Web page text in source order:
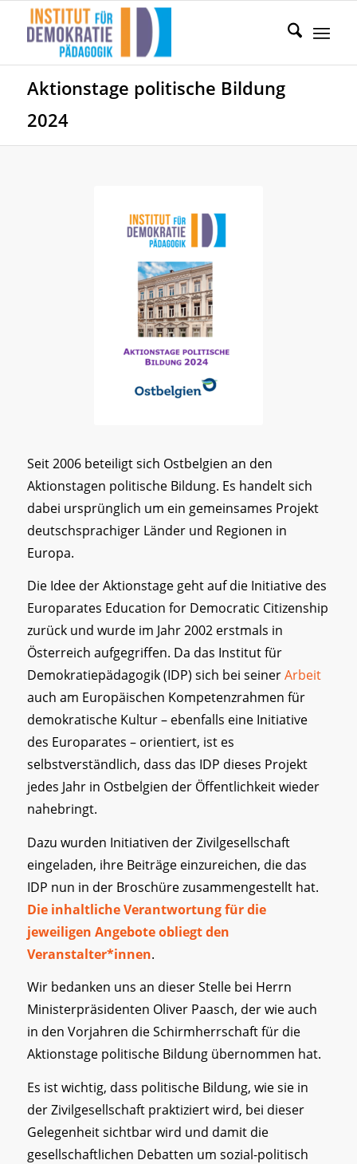
Aktionstage politische Bildung
2024
Seit 2006 beteiligt sich Ostbelgien an den
Aktionstagen politische Bildung. Es handelt sich
dabei ursprünglich um ein gemeinsames Projekt
deutschsprachiger Länder und Regionen in
Europa.
Die Idee der Aktionstage geht auf die Initiative des
Europarates Education for Democratic Citizenship
zurück und wurde im Jahr 2002 erstmals in
Österreich aufgegriffen. Da das Institut für
Demokratiepädagogik (IDP) sich bei seinerArbeit
auch am Europäischen Kompetenzrahmen für
demokratische Kultur – ebenfalls eine Initiative
des Europarates – orientiert, ist es
selbstverständlich, dass das IDP dieses Projekt
jedes Jahr in Ostbelgien der Öffentlichkeit wieder
nahebringt.
Dazu wurden Initiativen der Zivilgesellschaft
eingeladen, ihre Beiträge einzureichen, die das
IDP nun in der Broschüre zusammengestellt hat.
Die inhaltliche Verantwortung für die
jeweiligen Angebote obliegt den
Veranstalter*innen.
Wir bedanken uns an dieser Stelle bei Herrn
Ministerpräsidenten Oliver Paasch, der wie auch
in den Vorjahren die Schirmherrschaft für die
Aktionstage politische Bildung übernommen hat.
Es ist wichtig, dass politische Bildung, wie sie in
der Zivilgesellschaft praktiziert wird, bei dieser
Gelegenheit sichtbar wird und damit die
gesellschaftlichen Debatten um sozial-politisch